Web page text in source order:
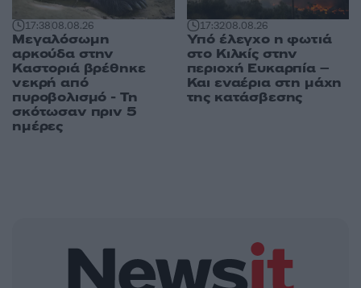
17:3808.08.26
Μεγαλόσωμη
αρκούδα στην
Καστοριά βρέθηκε
νεκρή από
πυροβολισμό - Τη
σκότωσαν πριν 5
ημέρες
17:3208.08.26
Υπό έλεγχο η φωτιά
στο Κιλκίς στην
περιοχή Ευκαρπία –
Και εναέρια στη μάχη
της κατάσβεσης